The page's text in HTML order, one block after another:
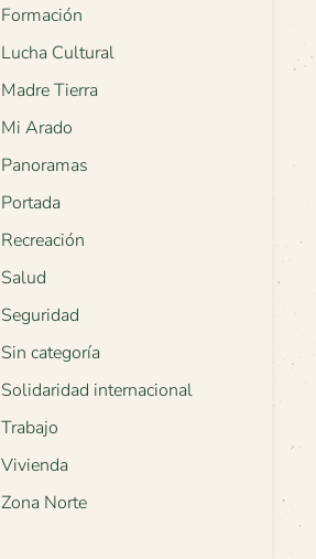
Formación
Lucha Cultural
Madre Tierra
Mi Arado
Panoramas
Portada
Recreación
Salud
Seguridad
Sin categoría
Solidaridad internacional
Trabajo
Vivienda
Zona Norte